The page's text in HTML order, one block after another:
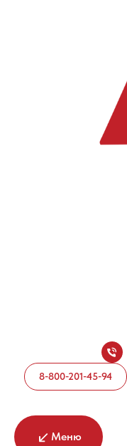
8-800-201-45-94
Меню